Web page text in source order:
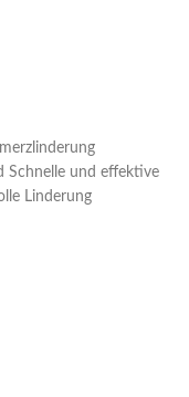
Schnelle und effektive
Linderung